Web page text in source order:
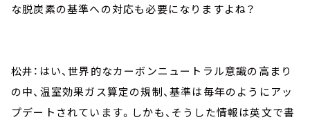
な脱炭素の基準への対応も必要になりますよね？
松井：はい、世界的なカーボンニュートラル意識の高まり
の中、温室効果ガス算定の規制、基準は毎年のようにアッ
プデートされています。しかも、そうした情報は英文で書